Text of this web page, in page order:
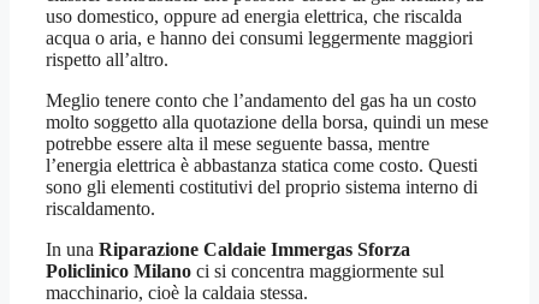
uso domestico, oppure ad energia elettrica, che riscalda
acqua o aria, e hanno dei consumi leggermente maggiori
rispetto all’altro.
Meglio tenere conto che l’andamento del gas ha un costo
molto soggetto alla quotazione della borsa, quindi un mese
potrebbe essere alta il mese seguente bassa, mentre
l’energia elettrica è abbastanza statica come costo. Questi
sono gli elementi costitutivi del proprio sistema interno di
riscaldamento.
In una Riparazione Caldaie Immergas Sforza
Policlinico Milano ci si concentra maggiormente sul
macchinario, cioè la caldaia stessa.